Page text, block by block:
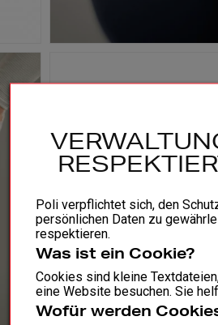
Poli verpflichtet sich, den
persönlichen Daten zu
respektieren.
Was ist ein Cookie?
Cookies sind kleine
eine Website besuchen. Sie
Wofür werden